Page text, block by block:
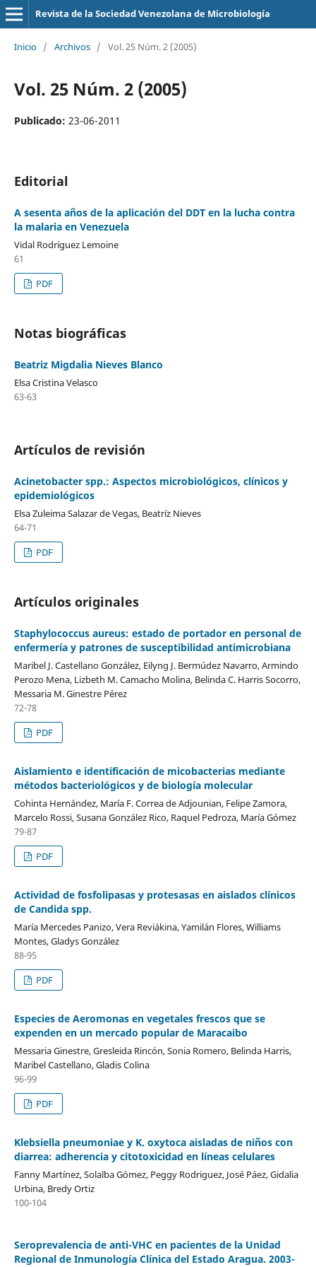
Revista de la Sociedad Venezolana de Microbiología
Inicio / Archivos / Vol. 25 Núm. 2 (2005)
Vol. 25 Núm. 2 (2005)
Publicado: 23-06-2011
Editorial
A sesenta años de la aplicación del DDT en la lucha contra
la malaria en Venezuela
Vidal Rodríguez Lemoine
61
PDF
Notas biográficas
Beatriz Migdalia Nieves Blanco
Elsa Cristina Velasco
63-63
Artículos de revisión
Acinetobacter spp.: Aspectos microbiológicos, clínicos y
epidemiológicos
Elsa Zuleima Salazar de Vegas, Beatríz Nieves
64-71
PDF
Artículos originales
Staphylococcus aureus: estado de portador en personal de
enfermería y patrones de susceptibilidad antimicrobiana
Maribel J. Castellano González, Eilyng J. Bermúdez Navarro, Armindo
Perozo Mena, Lizbeth M. Camacho Molina, Belinda C. Harris Socorro,
Messaria M. Ginestre Pérez
72-78
PDF
Aislamiento e identificación de micobacterias mediante
métodos bacteriológicos y de biología molecular
Cohinta Hernández, María F. Correa de Adjounian, Felipe Zamora,
Marcelo Rossi, Susana González Rico, Raquel Pedroza, María Gómez
79-87
PDF
Actividad de fosfolipasas y protesasas en aislados clínicos
de Candida spp.
María Mercedes Panizo, Vera Reviákina, Yamilán Flores, Williams
Montes, Gladys González
88-95
PDF
Especies de Aeromonas en vegetales frescos que se
expenden en un mercado popular de Maracaibo
Messaria Ginestre, Gresleida Rincón, Sonia Romero, Belinda Harris,
Maribel Castellano, Gladis Colina
96-99
PDF
Klebsiella pneumoniae y K. oxytoca aisladas de niños con
diarrea: adherencia y citotoxicidad en líneas celulares
Fanny Martínez, Solalba Gómez, Peggy Rodriguez, José Páez, Gidalia
Urbina, Bredy Ortiz
100-104
Seroprevalencia de anti-VHC en pacientes de la Unidad
Regional de Inmunología Clínica del Estado Aragua. 2003-